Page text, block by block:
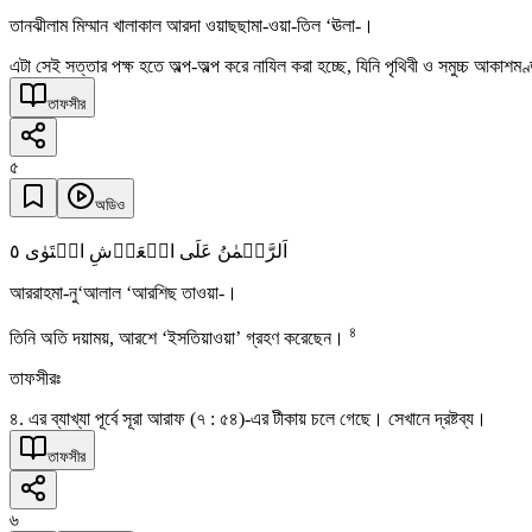
তানঝীলাম মিম্মান খালাকাল আরদা ওয়াছছামা-ওয়া-তিল ‘ঊলা-।
এটা সেই সত্তার পক্ষ হতে অল্প-অল্প করে নাযিল করা হচ্ছে, যিনি পৃথিবী ও সমুচ্চ
তাফসীর
৫
অডিও
اَلرَّحۡمٰنُ عَلَی الۡعَرۡشِ اسۡتَوٰی ٥
আররাহমা-নু‘আলাল ‘আরশিছ তাওয়া-।
তিনি অতি দয়াময়, আরশে ‘ইসতিয়াওয়া’ গ্রহণ করেছেন। ৪
তাফসীরঃ
৪. এর ব্যাখ্যা পূর্বে সূরা আরাফ (৭ : ৫৪)-এর টীকায় চলে গেছে। সেখানে দ্রষ্টব্য।
তাফসীর
৬